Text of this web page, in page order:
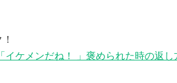
イケメンだね！ 」褒められた時の返し